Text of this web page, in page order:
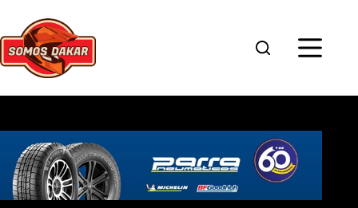
contenido